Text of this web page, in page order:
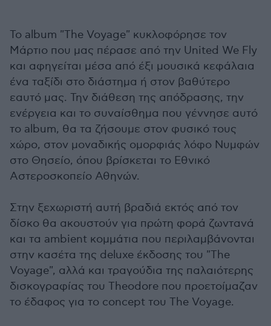
Το album "The Voyage" κυκλοφόρησε τον
Μάρτιο που μας πέρασε από την United We Fly
και αφηγείται μέσα από έξι μουσικά κεφάλαια
ένα ταξίδι στο διάστημα ή στον βαθύτερο
εαυτό μας. Την διάθεση της απόδρασης, την
ενέργεια και το συναίσθημα που γέννησε αυτό
το album, θα τα ζήσουμε στον φυσικό τους
χώρο, στον μοναδικής ομορφιάς λόφο Nυμφών
στο Θησείο, όπου βρίσκεται το Εθνικό
Αστεροσκοπείο Αθηνών.
Στην ξεχωριστή αυτή βραδιά εκτός από τον
δίσκο θα ακουστούν για πρώτη φορά ζωντανά
και τα ambient κομμάτια που περιλαμβάνονται
στην κασέτα της deluxe έκδοσης του "The
Voyage", αλλά και τραγούδια της παλαιότερης
δισκογραφίας του Theodore που προετοίμαζαν
το έδαφος για το concept του The Voyage.